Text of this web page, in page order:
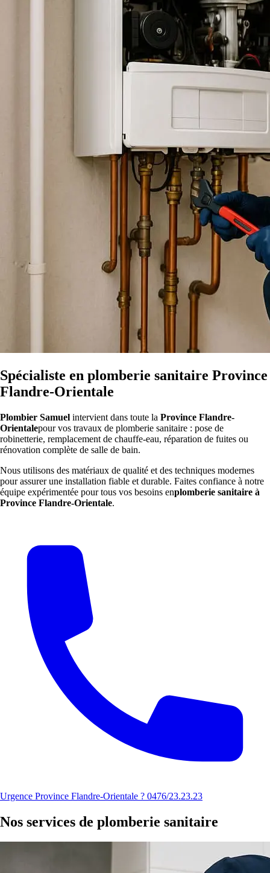
Spécialiste en plomberie sanitaire Province
Flandre-Orientale
Plombier Samuel intervient dans toute la Province Flandre-
Orientalepour vos travaux de plomberie sanitaire : pose de
robinetterie, remplacement de chauffe-eau, réparation de fuites ou
rénovation complète de salle de bain.
Nous utilisons des matériaux de qualité et des techniques modernes
pour assurer une installation fiable et durable. Faites confiance à notre
équipe expérimentée pour tous vos besoins enplomberie sanitaire à
Province Flandre-Orientale.
Urgence Province Flandre-Orientale ? 0476/23.23.23
Nos services de plomberie sanitaire